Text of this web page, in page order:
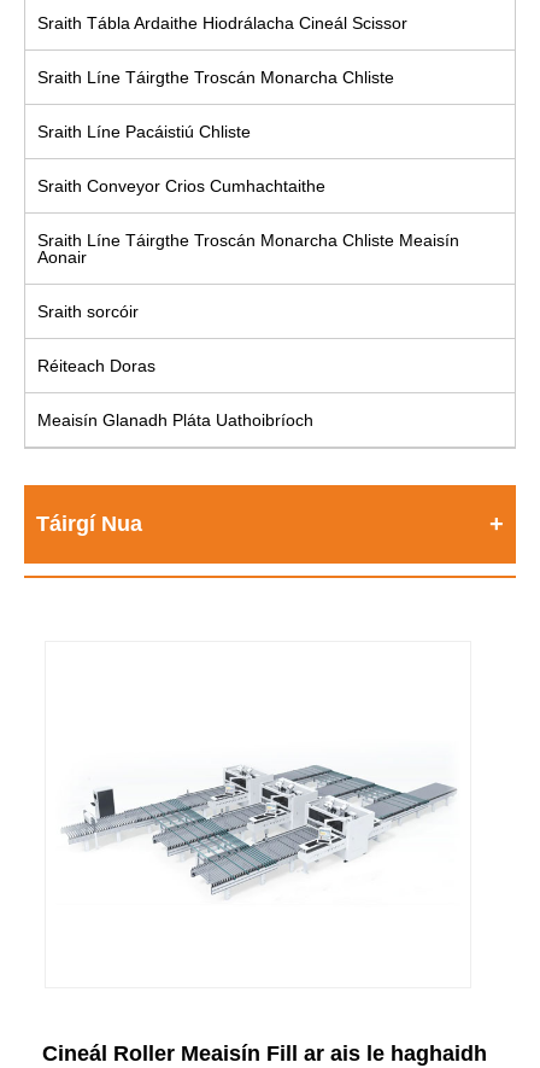
Sraith Tábla Ardaithe Hiodrálacha Cineál Scissor
Sraith Líne Táirgthe Troscán Monarcha Chliste
Sraith Líne Pacáistiú Chliste
Sraith Conveyor Crios Cumhachtaithe
Sraith Líne Táirgthe Troscán Monarcha Chliste Meaisín
Aonair
Sraith sorcóir
Réiteach Doras
Meaisín Glanadh Pláta Uathoibríoch
Táirgí Nua
Cineál Roller Meaisín Fill ar ais le haghaidh